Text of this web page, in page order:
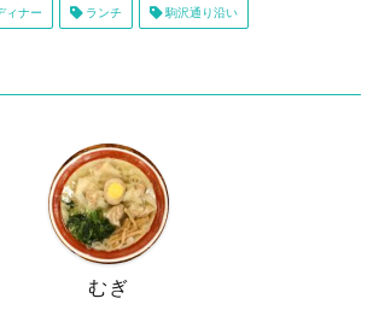
ィナー ランチ 駒沢通り沿い
むぎ